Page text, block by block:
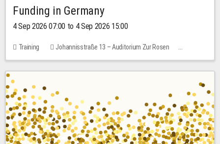
Funding in Germany
4 Sep 2026 07:00 to 4 Sep 2026 15:00
Training
Johannisstraße 13 – Auditorium Zur Rosen
7 places
10.00 EUR